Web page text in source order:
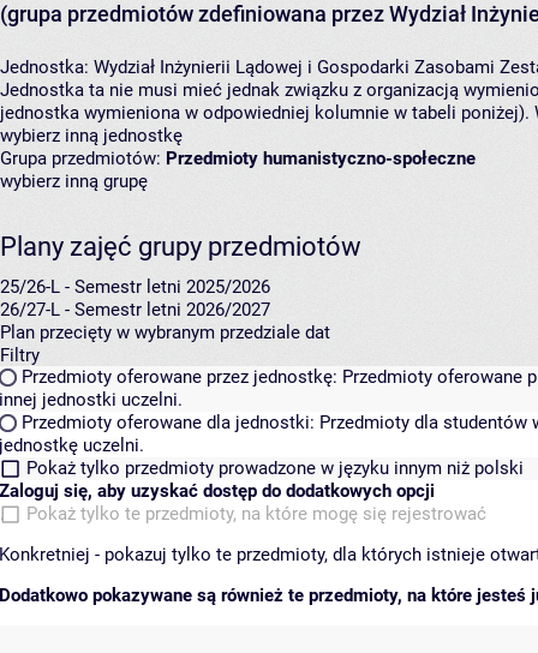
(grupa przedmiotów zdefiniowana przez Wydział
Jednostka: Wydział Inżynierii Lądowej i Gospodarki Zasobami
Jednostka ta nie musi mieć jednak związku z organizacją
jednostka wymieniona w odpowiedniej kolumnie w tabeli
wybierz inną jednostkę
Grupa przedmiotów: Przedmioty humanistyczno-społeczne
wybierz inną grupę
Plany zajęć grupy przedmiotów
25/26-L - Semestr letni 2025/2026
26/27-L - Semestr letni 2026/2027
Plan przecięty w wybranym przedziale dat
Filtry
Przedmioty oferowane przez jednostkę: Przedmioty oferowane
innej jednostki uczelni.
Przedmioty oferowane dla jednostki: Przedmioty dla studentów
jednostkę uczelni.
Pokaż tylko przedmioty prowadzone w języku innym niż polski
Zaloguj się, aby uzyskać dostęp do dodatkowych opcji
Pokaż tylko te przedmioty, na które mogę się rejestrować
Konkretniej - pokazuj tylko te przedmioty, dla których istnieje
Dodatkowo pokazywane są również te przedmioty, na które jesteś